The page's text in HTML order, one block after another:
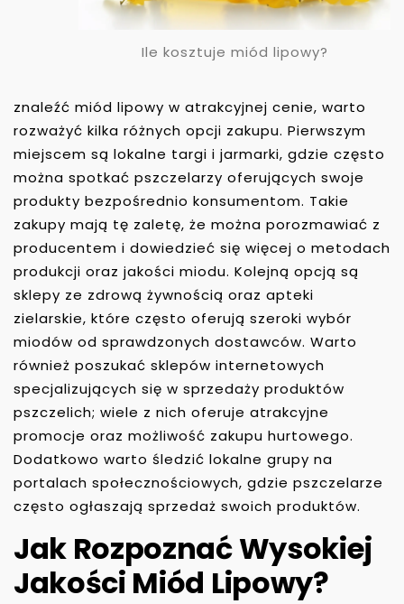
Ile kosztuje miód lipowy?
znaleźć miód lipowy w atrakcyjnej cenie, warto
rozważyć kilka różnych opcji zakupu. Pierwszym
miejscem są lokalne targi i jarmarki, gdzie często
można spotkać pszczelarzy oferujących swoje
produkty bezpośrednio konsumentom. Takie
zakupy mają tę zaletę, że można porozmawiać z
producentem i dowiedzieć się więcej o metodach
produkcji oraz jakości miodu. Kolejną opcją są
sklepy ze zdrową żywnością oraz apteki
zielarskie, które często oferują szeroki wybór
miodów od sprawdzonych dostawców. Warto
również poszukać sklepów internetowych
specjalizujących się w sprzedaży produktów
pszczelich; wiele z nich oferuje atrakcyjne
promocje oraz możliwość zakupu hurtowego.
Dodatkowo warto śledzić lokalne grupy na
portalach społecznościowych, gdzie pszczelarze
często ogłaszają sprzedaż swoich produktów.
Jak Rozpoznać Wysokiej
Jakości Miód Lipowy?